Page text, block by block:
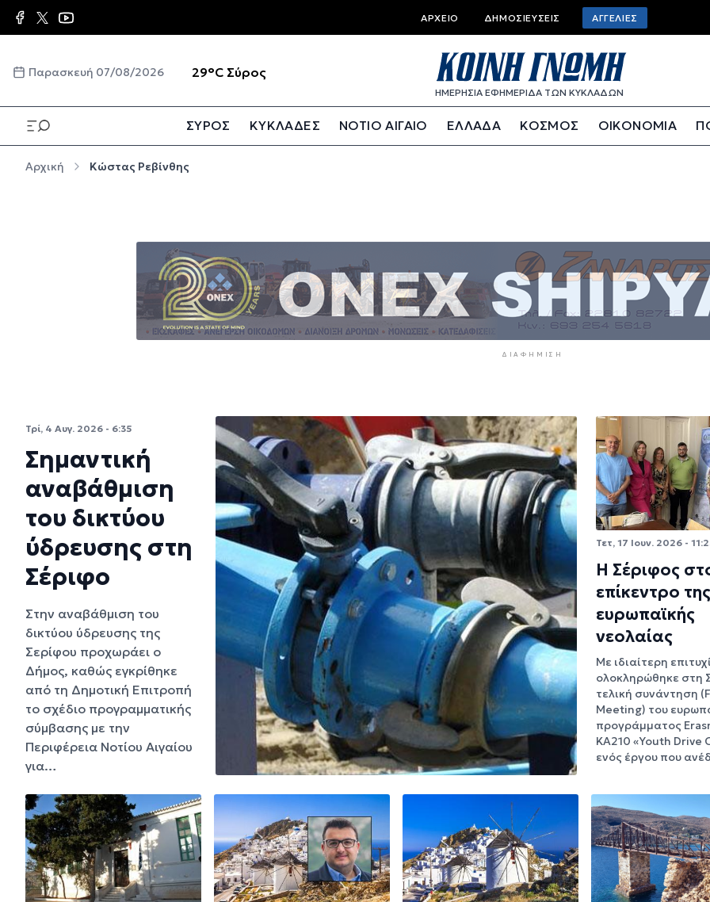
Παράκαμψη προς το κυρίως περιεχόμενο Top bar menu
ΑΡΧΕΊΟ ΔΗΜΟΣΙΕΎΣΕΙΣ ΑΓΓΕΛΊΕΣ
Παρασκευή 07/08/2026 29°C Σύρος
ΗΜΕΡΗΣΙΑ ΕΦΗΜΕΡΙΔΑ ΤΩΝ ΚΥΚΛΑΔΩΝ
ΣΥΡΟΣ ΚΥΚΛΑΔΕΣ ΝΟΤΙΟ ΑΙΓΑΙΟ ΕΛΛΑΔΑ ΚΟΣΜΟΣ ΟΙΚΟΝΟΜΙΑ
Αρχική Κώστας Ρεβίνθης
ΔΙΑΦΉΜΙΣΗ
Τρί, 4 Αυγ. 2026 - 6:35
Σημαντική
αναβάθμιση
του δικτύου
ύδρευσης στη
Σέριφο
Στην αναβάθμιση του
δικτύου ύδρευσης της
Σερίφου προχωράει ο
Δήμος, καθώς εγκρίθηκε
από τη Δημοτική Επιτροπή
το σχέδιο προγραμματικής
σύμβασης με την
Περιφέρεια Νοτίου Αιγαίου
για…
Τετ, 17 Ιουν. 2026 -
H Σέριφος
επίκεντρο της
ευρωπαϊκής
νεολαίας
Με ιδιαίτερη
ολοκληρώθηκε στη
τελική συνάντηση
Meeting) του
προγράμματος
KA210 «Youth Drive
ενός έργου που